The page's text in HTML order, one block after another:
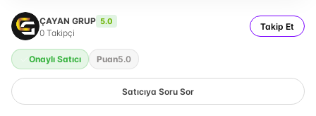
ÇAYAN GRUP 5.0
0 Takipçi
Takip Et
Onaylı Satıcı Puan5.0
Satıcıya Soru Sor